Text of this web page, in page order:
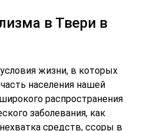
в Твери в
жизни, в которых
населения нашей
распространения
заболевания, как
средств, ссоры в